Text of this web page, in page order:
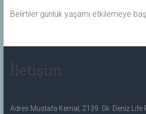
Belirtiler günlük yaşamı etkilemeye
İletişim
Adres:Mustafa Kemal, 2139. Sk. Deniz